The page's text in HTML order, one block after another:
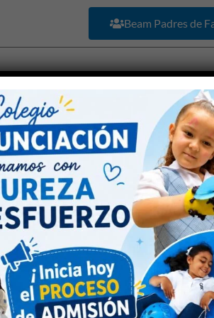
Beam Padres de
Admisiones Académico
LA ANUNCIACION
LEY 1581 DE 2012, DECRETO
1581 de 2012, reglamentada por el